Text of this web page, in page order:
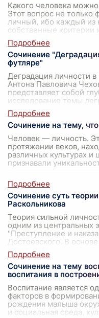
Какого человека
Этот вопрос не только
личный, ибо каждый из
собственные критерии
Сочинение
футляре"
Деградация личности
Антона Павловича
представляет собой
исследование темы
Сочинение на тему,
Человек — личность.
протяжении веков,
различных культурах и
признавали
Сочинение суть
Раскольникова
Теория сильной
одним из центральных
"Преступление и
Достоевского. В
Сочинение на тему
воспитания в
Воспитание является
факторов в
рождения малыша
и социальная среда,